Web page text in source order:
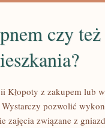
czy też
Kłopoty z zakupem lub
pozwolić
zajęcia związane z